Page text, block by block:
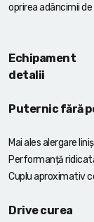
oprirea adâncimii
Echipament
detalii
Puternic fără
Mai ales alergare
Performanță
Cuplu aproximativ
Drive curea